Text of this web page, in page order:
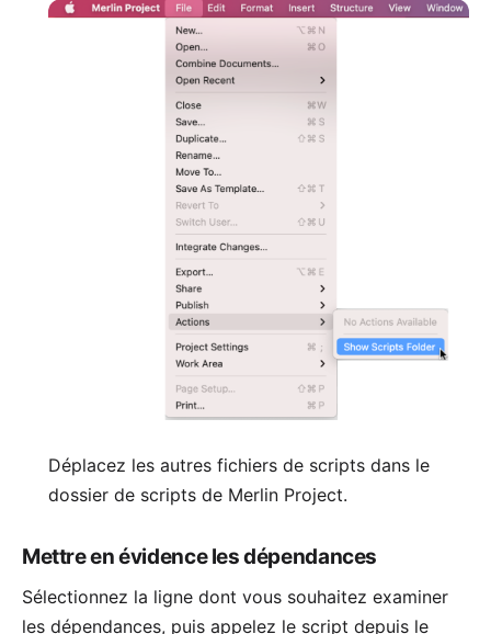
Déplacez les autres fichiers de scripts dans le
dossier de scripts de Merlin Project.
Mettre en évidence les dépendances
Sélectionnez la ligne dont vous souhaitez examiner
les dépendances, puis appelez le script depuis le